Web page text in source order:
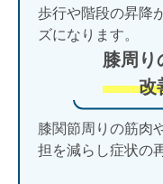
歩行や階段の昇降
ズになります。
膝周り
改
膝関節周りの筋肉
担を減らし症状の